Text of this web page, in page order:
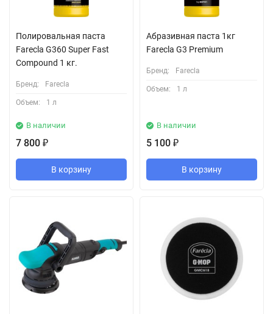
Полировальная паста
Farecla G360 Super Fast
Compound 1 кг.
Бренд: Farecla
Объем: 1 л
В наличии
7 800 ₽
В корзину
Абразивная паста 1кг
Farecla G3 Premium
Бренд: Farecla
Объем: 1 л
В наличии
5 100 ₽
В корзину